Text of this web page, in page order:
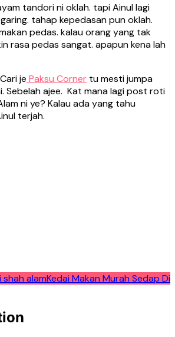
tandori ni oklah. tapi Ainul lagi
tahap kepedasan pun oklah.
pedas. kalau orang yang tak
rasa pedas sangat. apapun kena lah
je Paksu Corner tu mesti jumpa
Sebelah ajee. Kat mana lagi post roti
ni ye? Kalau ada yang tahu
terjah.
alamKedai Makan Murah Sedap Di